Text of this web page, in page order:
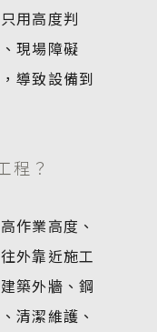
用高度判
現場障礙
導致設備到
程？
作業高度、
外靠近施工
築外牆、鋼
清潔維護、